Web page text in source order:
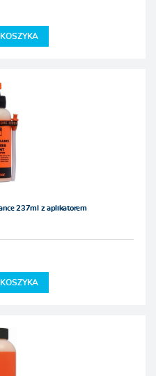
237ml z aplikatorem